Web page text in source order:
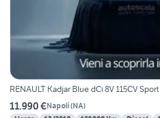
RENAULT Kadjar Blue dCi 8V 115CV
11.990 €Napoli(NA)